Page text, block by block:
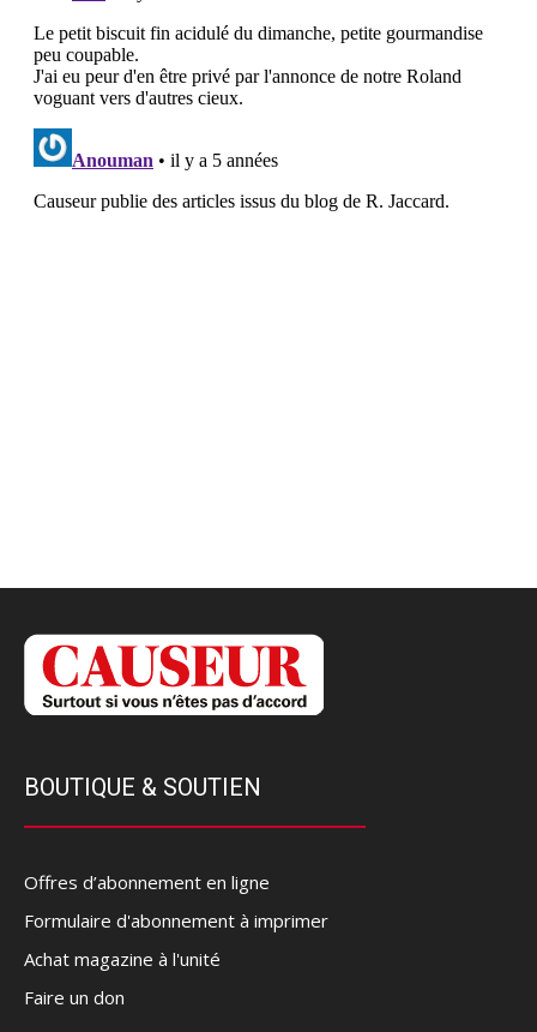
BOUTIQUE & SOUTIEN
Offres d’abonnement en ligne
Formulaire d'abonnement à imprimer
Achat magazine à l'unité
Faire un don